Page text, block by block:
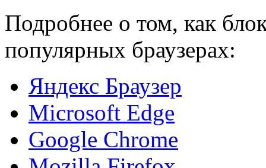
Подробнее о том, как
популярных браузерах:
Яндекс Браузер
Microsoft Edge
Google Chrome